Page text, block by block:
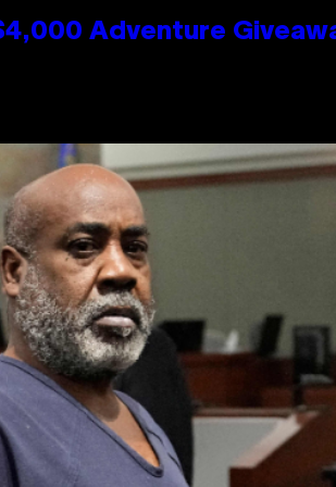
Adventure